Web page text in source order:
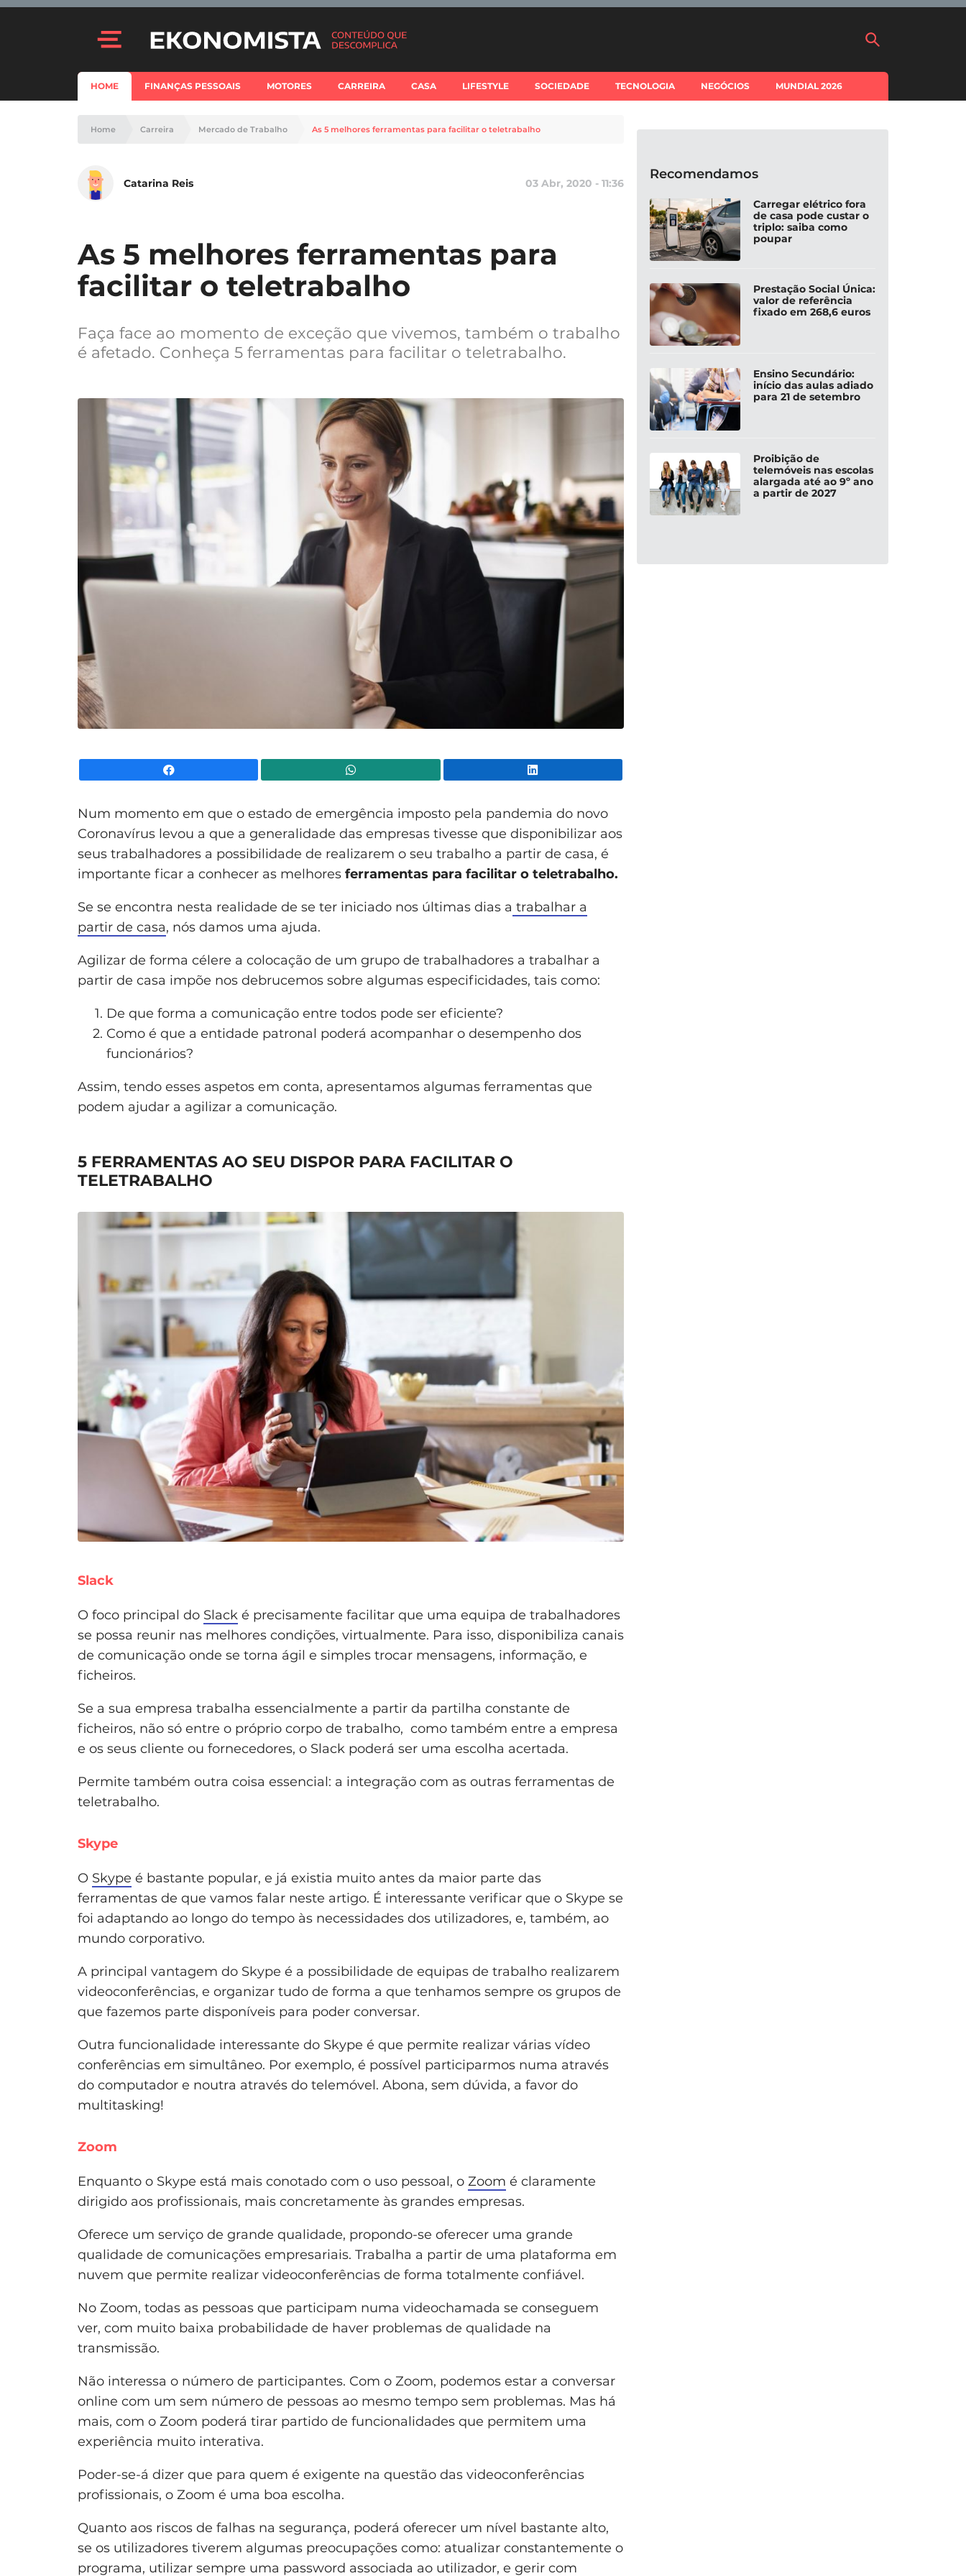
HOME FINANÇAS PESSOAIS MOTORES CARREIRA CASA LIFESTYLE SOCIEDADE TECNOLOGIA NEGÓCIOS MUNDIAL 2026
Home Carreira Mercado de Trabalho As 5 melhores ferramentas para facilitar o teletrabalho
Catarina Reis 03 Abr, 2020 - 11:36
As 5 melhores ferramentas para
facilitar o teletrabalho
Faça face ao momento de exceção que vivemos, também o trabalho
é afetado. Conheça 5 ferramentas para facilitar o teletrabalho.
Num momento em que o estado de emergência imposto pela pandemia do novo
Coronavírus levou a que a generalidade das empresas tivesse que disponibilizar aos
seus trabalhadores a possibilidade de realizarem o seu trabalho a partir de casa, é
importante ficar a conhecer as melhores ferramentas para facilitar o teletrabalho.
Se se encontra nesta realidade de se ter iniciado nos últimas dias a trabalhar a
partir de casa, nós damos uma ajuda.
Agilizar de forma célere a colocação de um grupo de trabalhadores a trabalhar a
partir de casa impõe nos debrucemos sobre algumas especificidades, tais como:
De que forma a comunicação entre todos pode ser eficiente?
Como é que a entidade patronal poderá acompanhar o desempenho dos
funcionários?
Assim, tendo esses aspetos em conta, apresentamos algumas ferramentas que
podem ajudar a agilizar a comunicação.
5 FERRAMENTAS AO SEU DISPOR PARA FACILITAR O
TELETRABALHO
Slack
O foco principal do Slack é precisamente facilitar que uma equipa de trabalhadores
se possa reunir nas melhores condições, virtualmente. Para isso, disponibiliza canais
de comunicação onde se torna ágil e simples trocar mensagens, informação, e
ficheiros.
Se a sua empresa trabalha essencialmente a partir da partilha constante de
ficheiros, não só entre o próprio corpo de trabalho, como também entre a empresa
e os seus cliente ou fornecedores, o Slack poderá ser uma escolha acertada.
Permite também outra coisa essencial: a integração com as outras ferramentas de
teletrabalho.
Skype
O Skype é bastante popular, e já existia muito antes da maior parte das
ferramentas de que vamos falar neste artigo. É interessante verificar que o Skype se
foi adaptando ao longo do tempo às necessidades dos utilizadores, e, também, ao
mundo corporativo.
A principal vantagem do Skype é a possibilidade de equipas de trabalho realizarem
videoconferências, e organizar tudo de forma a que tenhamos sempre os grupos de
que fazemos parte disponíveis para poder conversar.
Outra funcionalidade interessante do Skype é que permite realizar várias vídeo
conferências em simultâneo. Por exemplo, é possível participarmos numa através
do computador e noutra através do telemóvel. Abona, sem dúvida, a favor do
multitasking!
Zoom
Enquanto o Skype está mais conotado com o uso pessoal, o Zoom é claramente
dirigido aos profissionais, mais concretamente às grandes empresas.
Oferece um serviço de grande qualidade, propondo-se oferecer uma grande
qualidade de comunicações empresariais. Trabalha a partir de uma plataforma em
nuvem que permite realizar videoconferências de forma totalmente confiável.
No Zoom, todas as pessoas que participam numa videochamada se conseguem
ver, com muito baixa probabilidade de haver problemas de qualidade na
transmissão.
Não interessa o número de participantes. Com o Zoom, podemos estar a conversar
online com um sem número de pessoas ao mesmo tempo sem problemas. Mas há
mais, com o Zoom poderá tirar partido de funcionalidades que permitem uma
experiência muito interativa.
Poder-se-á dizer que para quem é exigente na questão das videoconferências
profissionais, o Zoom é uma boa escolha.
Quanto aos riscos de falhas na segurança, poderá oferecer um nível bastante alto,
se os utilizadores tiverem algumas preocupações como: atualizar constantemente o
programa, utilizar sempre uma password associada ao utilizador, e gerir com
Recomendamos
Carregar elétrico fora
de casa pode custar o
triplo: saiba como
poupar
Prestação Social Única:
valor de referência
fixado em 268,6 euros
Ensino Secundário:
início das aulas adiado
para 21 de setembro
Proibição de
telemóveis nas escolas
alargada até ao 9º ano
a partir de 2027